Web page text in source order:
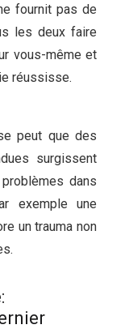
fournit pas de
les deux faire
vous-même et
réussisse.
peut que des
surgissent
dans
exemple une
un trauma non